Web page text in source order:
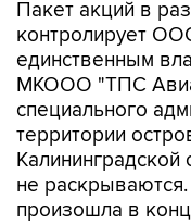
единственным
МКООО "ТПС
специального
территории
не
произошла в
Avia Holding.